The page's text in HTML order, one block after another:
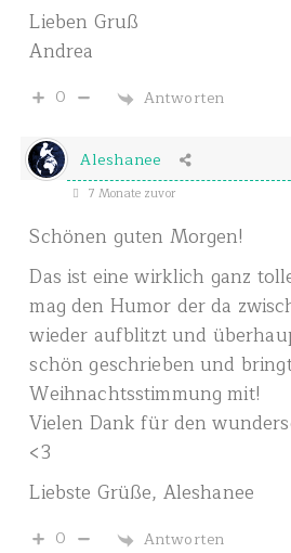
Lieben Gruß
Andrea
0 Antworten
Aleshanee
7 Monate zuvor
Schönen guten Morgen!
Das ist eine wirklich ganz
mag den Humor der da
wieder aufblitzt und
schön geschrieben und
Weihnachtsstimmung mit!
Vielen Dank für den
<3
Liebste Grüße, Aleshanee
0 Antworten